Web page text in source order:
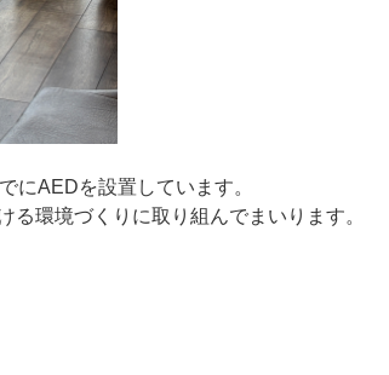
にAEDを設置しています。
環境づくりに取り組んでまいります。